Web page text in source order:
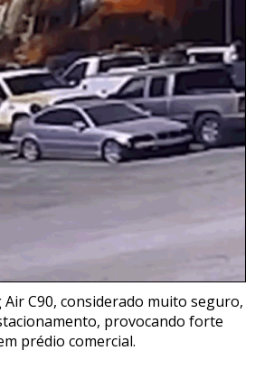
Air C90, considerado muito seguro,
provocando forte
prédio comercial.